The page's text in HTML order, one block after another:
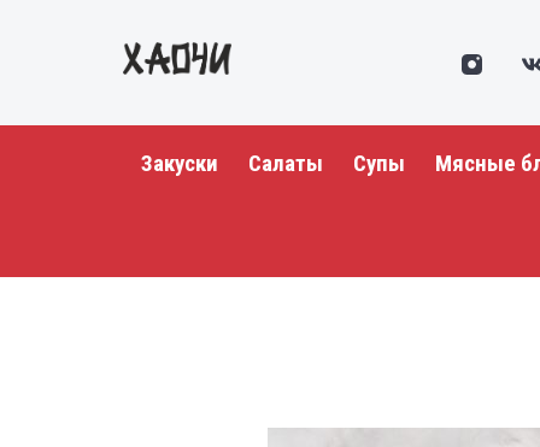
Закуски Салаты Супы Мясные